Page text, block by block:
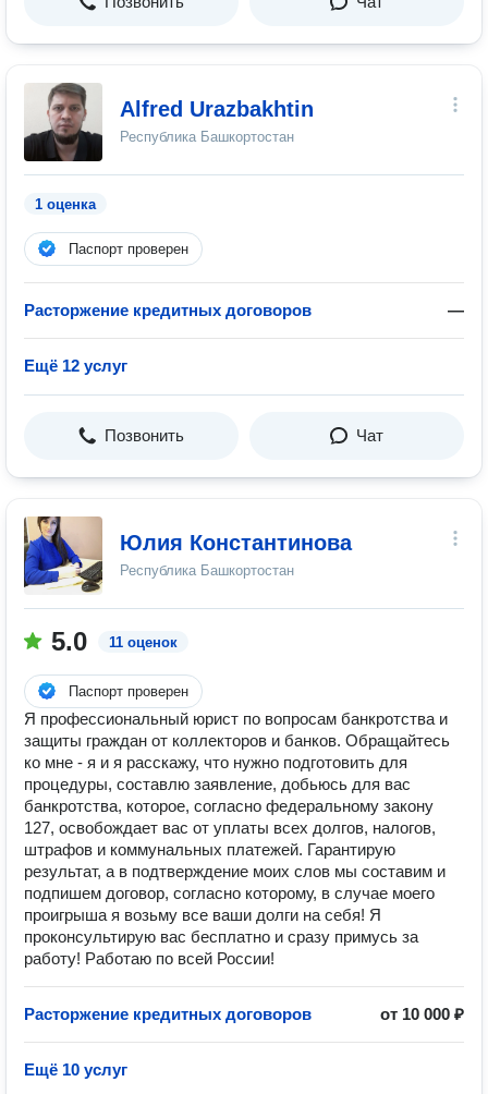
Alfred Urazbakhtin
Республика Башкортостан
1 оценка
Паспорт проверен
Расторжение кредитных договоров —
Ещё 12 услуг
Позвонить Чат
Юлия Константинова
Республика Башкортостан
5.0 11 оценок
Паспорт проверен
Я профессиональный юрист по вопросам банкротства и
защиты граждан от коллекторов и банков. Обращайтесь
ко мне - я и я расскажу, что нужно подготовить для
процедуры, составлю заявление, добьюсь для вас
банкротства, которое, согласно федеральному закону
127, освобождает вас от уплаты всех долгов, налогов,
штрафов и коммунальных платежей. Гарантирую
результат, а в подтверждение моих слов мы составим и
подпишем договор, согласно которому, в случае моего
проигрыша я возьму все ваши долги на себя! Я
проконсультирую вас бесплатно и сразу примусь за
работу! Работаю по всей России!
Расторжение кредитных договоров от 10 000 ₽
Ещё 10 услуг